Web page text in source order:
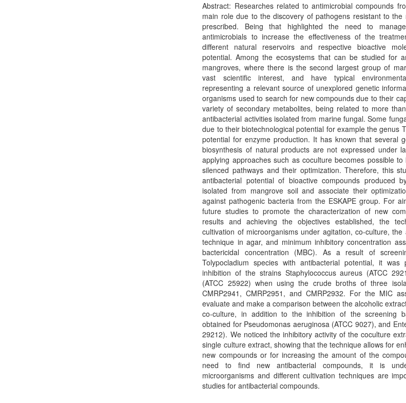
Abstract: Researches related to antimicrobial compounds
main role due to the discovery of pathogens resistant to the
prescribed. Being that highlighted the need to
antimicrobials to increase the effectiveness of the
different natural reservoirs and respective bioactive
potential. Among the ecosystems that can be studied for
mangroves, where there is the second largest group of
vast scientific interest, and have typical
representing a relevant source of unexplored genetic
organisms used to search for new compounds due to their
variety of secondary metabolites, being related to more
antibacterial activities isolated from marine fungal. Some
due to their biotechnological potential for example the genus
potential for enzyme production. It has known that several
biosynthesis of natural products are not expressed under
applying approaches such as coculture becomes possible
silenced pathways and their optimization. Therefore, this
antibacterial potential of bioactive compounds produced
isolated from mangrove soil and associate their
against pathogenic bacteria from the ESKAPE group. For
future studies to promote the characterization of new
results and achieving the objectives established, the
cultivation of microorganisms under agitation, co-culture,
technique in agar, and minimum inhibitory concentration
bactericidal concentration (MBC). As a result of
Tolypocladium species with antibacterial potential, it
inhibition of the strains Staphylococcus aureus (ATCC
(ATCC 25922) when using the crude broths of three
CMRP2941, CMRP2951, and CMRP2932. For the MIC
evaluate and make a comparison between the alcoholic
co-culture, in addition to the inhibition of the screening
obtained for Pseudomonas aeruginosa (ATCC 9027), and
29212). We noticed the inhibitory activity of the coculture
single culture extract, showing that the technique allows for
new compounds or for increasing the amount of the
need to find new antibacterial compounds, it is
microorganisms and different cultivation techniques are
studies for antibacterial compounds.